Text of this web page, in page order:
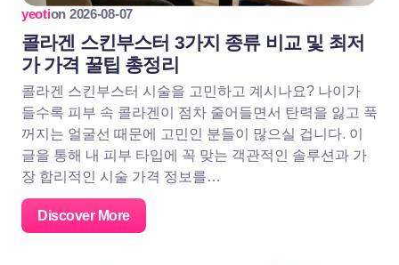
yeotion 2026-08-07
콜라겐 스킨부스터 3가지 종류 비교 및 최저
가 가격 꿀팁 총정리
콜라겐 스킨부스터 시술을 고민하고 계시나요? 나이가
들수록 피부 속 콜라겐이 점차 줄어들면서 탄력을 잃고 푹
꺼지는 얼굴선 때문에 고민인 분들이 많으실 겁니다. 이
글을 통해 내 피부 타입에 꼭 맞는 객관적인 솔루션과 가
장 합리적인 시술 가격 정보를…
Discover More